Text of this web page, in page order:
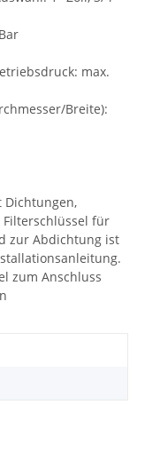
max.
Breite):
Dichtungen,
für
zur Abdichtung ist
zum Anschluss